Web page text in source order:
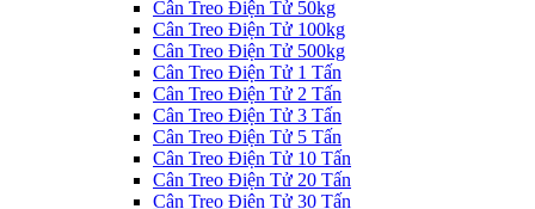
Cân Treo Điện Tử 50kg
Cân Treo Điện Tử 100kg
Cân Treo Điện Tử 500kg
Cân Treo Điện Tử 1 Tấn
Cân Treo Điện Tử 2 Tấn
Cân Treo Điện Tử 3 Tấn
Cân Treo Điện Tử 5 Tấn
Cân Treo Điện Tử 10 Tấn
Cân Treo Điện Tử 20 Tấn
Cân Treo Điện Tử 30 Tấn